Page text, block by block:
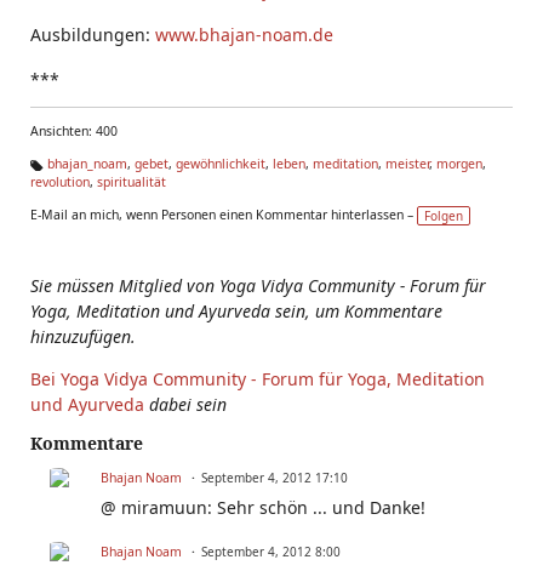
Ausbildungen: www.bhajan-noam.de
***
Ansichten: 400
Ta
s:
bhajan_noam, gebet, gewöhnlichkeit, leben, meditation, meister, morgen,
revolution, spiritualität
E-Mail an mich, wenn Personen einen Kommentar hinterlassen –
Folgen
Sie müssen Mitglied von Yoga Vidya Community - Forum für
Yoga, Meditation und Ayurveda sein, um Kommentare
hinzuzufügen.
Bei Yoga Vidya Community - Forum für Yoga, Meditation
und Ayurveda dabei sein
Kommentare
Bhajan Noam September 4, 2012 17:10
@ miramuun: Sehr schön ... und Danke!
Bhajan Noam September 4, 2012 8:00